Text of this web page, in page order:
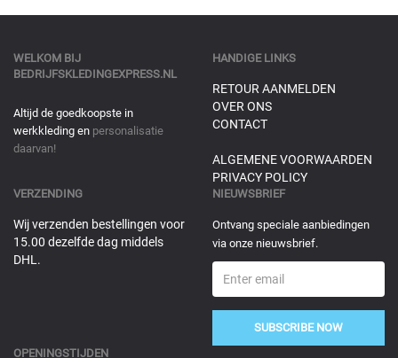
WELKOM BIJ
BEDRIJFSKLEDINGEXPRESS.NL
Altijd de goedkoopste in
werkkleding en personalisatie
daarvan!
HANDIGE LINKS
RETOUR AANMELDEN
OVER ONS
CONTACT
ALGEMENE VOORWAARDEN
PRIVACY POLICY
VERZENDING
Wij verzenden bestellingen voor
15.00 dezelfde dag middels
DHL.
NIEUWSBRIEF
Ontvang speciale aanbiedingen
via onze nieuwsbrief.
SUBSCRIBE NOW
OPENINGSTIJDEN